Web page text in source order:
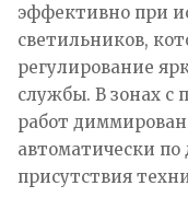
эффективно при
светильников,
регулирование
службы. В зонах с
работ
автоматически
присутствия